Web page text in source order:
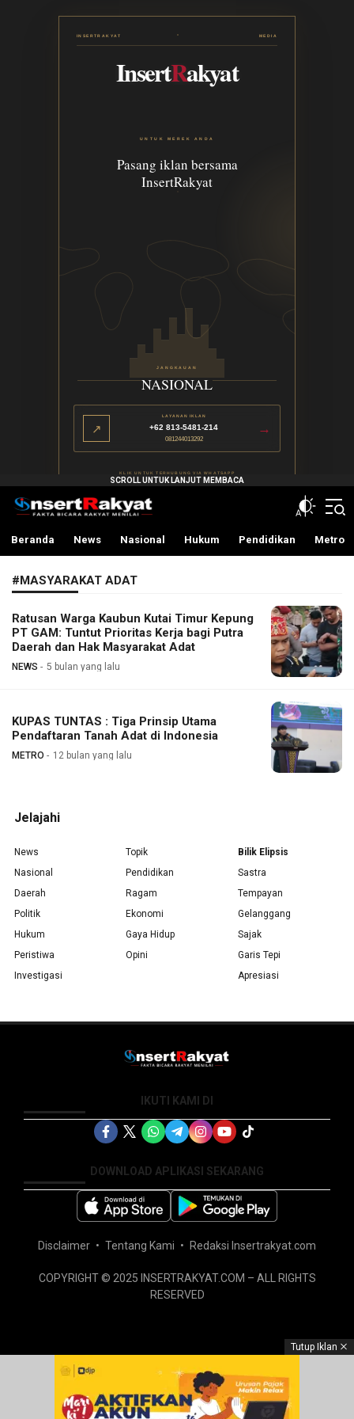
INSERTRAKYAT MEDIA
InsertRakyat
UNTUK MEREK ANDA
Pasang iklan bersama
InsertRakyat
JANGKAUAN
NASIONAL
↗
LAYANAN IKLAN
+62 813-5481-214
081244013292
→
KLIK UNTUK TERHUBUNG VIA WHATSAPP
InsertRakyat.com
Fakta Bicara Rakyat Menilai
Beranda News Nasional Hukum Pendidikan Metro
#MASYARAKAT ADAT
Ratusan Warga Kaubun Kutai Timur Kepung
PT GAM: Tuntut Prioritas Kerja bagi Putra
Daerah dan Hak Masyarakat Adat
NEWS 5 bulan yang lalu
KUPAS TUNTAS : Tiga Prinsip Utama
Pendaftaran Tanah Adat di Indonesia
METRO 12 bulan yang lalu
Jelajahi
News
Nasional
Daerah
Politik
Hukum
Peristiwa
Investigasi
Topik
Pendidikan
Ragam
Ekonomi
Gaya Hidup
Opini
Bilik Elipsis
Sastra
Tempayan
Gelanggang
Sajak
Garis Tepi
Apresiasi
IKUTI KAMI DI
DOWNLOAD APLIKASI SEKARANG
Disclaimer Tentang Kami Redaksi Insertrakyat.com
COPYRIGHT © 2025 INSERTRAKYAT.COM – ALL RIGHTS
RESERVED
Tutup Iklan